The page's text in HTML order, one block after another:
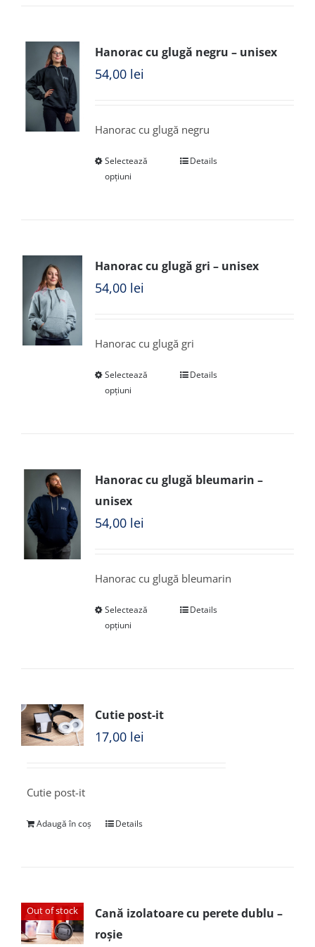
Hanorac cu glugă negru – unisex
54,00 lei
Hanorac cu glugă negru
Selectează
opțiuni
Details
Hanorac cu glugă gri – unisex
54,00 lei
Hanorac cu glugă gri
Selectează
opțiuni
Details
Hanorac cu glugă bleumarin –
unisex
54,00 lei
Hanorac cu glugă bleumarin
Selectează
opțiuni
Details
Cutie post-it
17,00 lei
Cutie post-it
Adaugă în coș Details
Out of stock
Cană izolatoare cu perete dublu –
roșie